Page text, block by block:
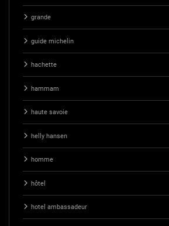
grande
guide michelin
hachette
hammam
haute savoie
helly hansen
homme
hôtel
hotel ambassadeur